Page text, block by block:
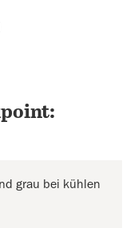
teilenteilen
grau bei kühlen